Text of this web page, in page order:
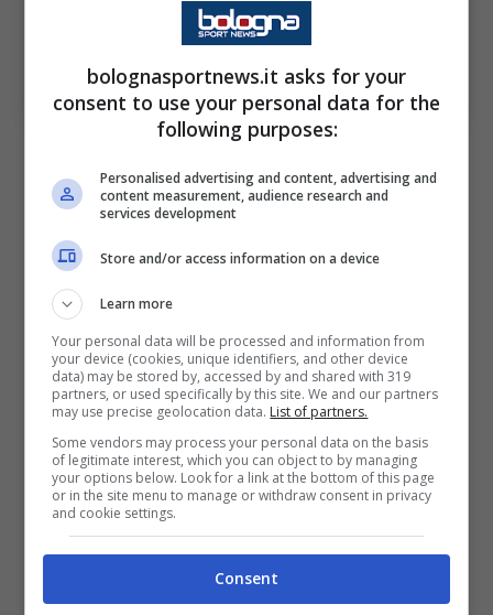
Orsolini; (Foto di Francesco Scaccianoce/Getty Images)
via OneFootball; BolognaSportNews
Il Besiktas però si è fatto avanti per
l’attaccante italiano, che avrebbe a
disposizione anche la pista araba. In Italia
non si è mosso ancora nulla, ma la squadra
turca potrebbe offrire un contratto
importante anche a livello economico, col
Bologna che sforerebbe il tetto salariale solo
tramite bonus.
L’offerta del Chelsea
bolognasportnews.it asks for your
consent to use your personal data for the
following purposes:
Personalised advertising and content, advertising and
content measurement, audience research and
services development
Store and/or access information on a device
Learn more
Your personal data will be processed and information from
your device (cookies, unique identifiers, and other device
data) may be stored by, accessed by and shared with 319
partners, or used specifically by this site. We and our partners
may use precise geolocation data. List of partners.
Some vendors may process your personal data on the basis
of legitimate interest, which you can object to by managing
your options below. Look for a link at the bottom of this page
or in the site menu to manage or withdraw consent in privacy
and cookie settings.
Consent